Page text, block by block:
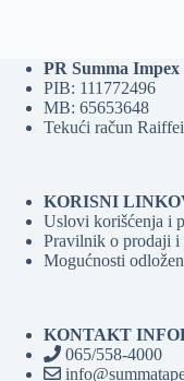
PR Summa Impex
PIB: 111772496
MB: 65653648
Tekući račun
KORISNI
Uslovi korišćenja i
Pravilnik o prodaji i
Mogućnosti
KONTAKT
065/558-4000